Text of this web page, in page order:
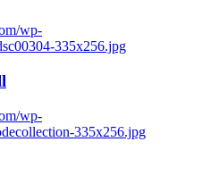
wp-
335x256.jpg
wp-
335x256.jpg